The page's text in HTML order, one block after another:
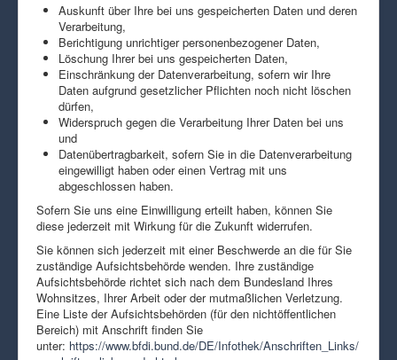
Auskunft über Ihre bei uns gespeicherten Daten und deren
Verarbeitung,
Berichtigung unrichtiger personenbezogener Daten,
Löschung Ihrer bei uns gespeicherten Daten,
Einschränkung der Datenverarbeitung, sofern wir Ihre
Daten aufgrund gesetzlicher Pflichten noch nicht löschen
dürfen,
Widerspruch gegen die Verarbeitung Ihrer Daten bei uns
und
Datenübertragbarkeit, sofern Sie in die Datenverarbeitung
eingewilligt haben oder einen Vertrag mit uns
abgeschlossen haben.
Sofern Sie uns eine Einwilligung erteilt haben, können Sie
diese jederzeit mit Wirkung für die Zukunft widerrufen.
Sie können sich jederzeit mit einer Beschwerde an die für Sie
zuständige Aufsichtsbehörde wenden. Ihre zuständige
Aufsichtsbehörde richtet sich nach dem Bundesland Ihres
Wohnsitzes, Ihrer Arbeit oder der mutmaßlichen Verletzung.
Eine Liste der Aufsichtsbehörden (für den nichtöffentlichen
Bereich) mit Anschrift finden Sie
unter: https://www.bfdi.bund.de/DE/Infothek/Anschriften_Links/